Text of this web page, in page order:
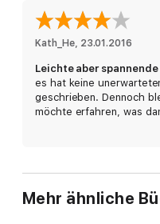
Schauplätzen und
Fiktion und realen
Muss für Fans
Kath_He, 23.01.2016
Leichte aber
es hat keine
geschrieben. Dennoch
möchte erfahren, was
Mehr ähnliche